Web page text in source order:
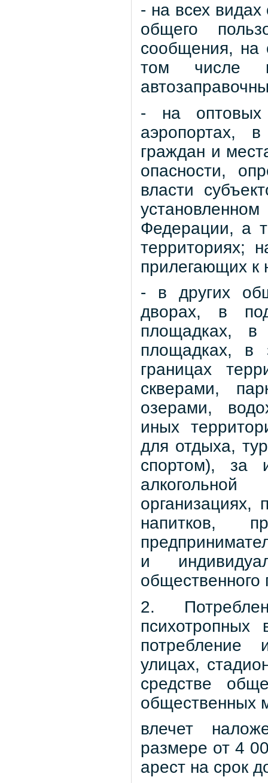
- на всех видах
общего
сообщения, на
том числе
- на оптовых
аэропортах,
граждан и
опасности,
власти
Федерации, а
территориях;
прилегающих к
- в других
дворах, в
площадках,
площадках, в
границах
скверами,
озерами,
иных
для отдыха,
спортом), за
организациях,
напитков,
и
общественного
2.
улицах,
средстве
общественных
влечет
размере от 4
арест на срок